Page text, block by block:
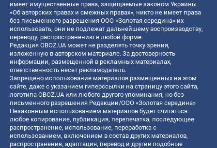
имеет имущественные права, защищаемые законом Украины
«Об авторских правах и смежных правах», никто не имеет права
без письменного разрешения ООО «Золотая середина» их
использовать, они не подлежат дальнейшему воспроизводству,
переводу, распространению в любой форме.
Редакция OBOZ.UA может не разделять точку зрения,
изложенную в авторском материале. За достоверность
информации, размещенной в рекламных материалах,
ответственность несет рекламодатель.
Запрещено использование материалов размещенных на этом
сайте, даже с указанием гиперссылки на страницу этого сайта,
логотипа OBOZ.UA или любого другого упоминания, но без
письменного разрешения Редакции/ООО «Золотая середина»
Незаконным использованием материалов будет считаться:
любое копирование, публикация, перепечатка, последующее
распространение, использование, переработка с
использованием, включением в состав других материалов,
распространение, адаптация, перевод и другие подобные